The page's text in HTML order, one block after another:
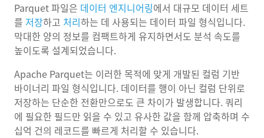
Parquet 파일은 데이터 엔지니어링에서 대규모 데이터 세트
를 저장하고 처리하는 데 사용되는 데이터 파일 형식입니다.
막대한 양의 정보를 컴팩트하게 유지하면서도 분석 속도를
높이도록 설계되었습니다.
Apache Parquet는 이러한 목적에 맞게 개발된 컬럼 기반
바이너리 파일 형식입니다. 데이터를 행이 아닌 컬럼 단위로
저장하는 단순한 전환만으로도 큰 차이가 발생합니다. 쿼리
에 필요한 필드만 읽을 수 있고 유사한 값을 함께 압축하며 수
십억 건의 레코드를 빠르게 처리할 수 있습니다.